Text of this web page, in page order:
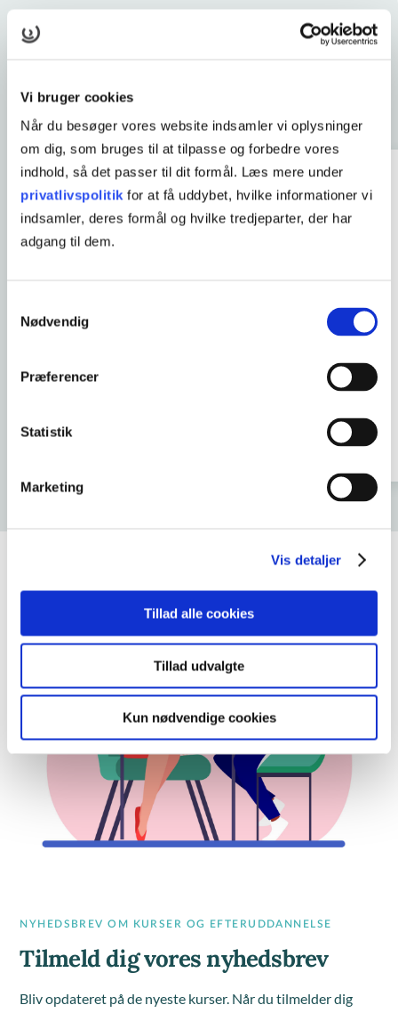
Vi bruger cookies
Når du besøger vores website indsamler vi oplysninger
om dig, som bruges til at tilpasse og forbedre vores
indhold, så det passer til dit formål. Læs mere under
privatlivspolitik for at få uddybet, hvilke informationer vi
indsamler, deres formål og hvilke tredjeparter, der har
adgang til dem.
Nødvendig
Præferencer
Statistik
Marketing
Vis detaljer
Tillad alle cookies
Tillad udvalgte
Kun nødvendige cookies
FÅ EN UFORPLIGTENDE SNAK OM EFTERUDDANNELSE
virksomhedskonsulent
NYHEDSBREV OM KURSER OG EFTERUDDANNELSE
Tilmeld dig vores nyhedsbrev
Bliv opdateret på de nyeste kurser. Når du tilmelder dig